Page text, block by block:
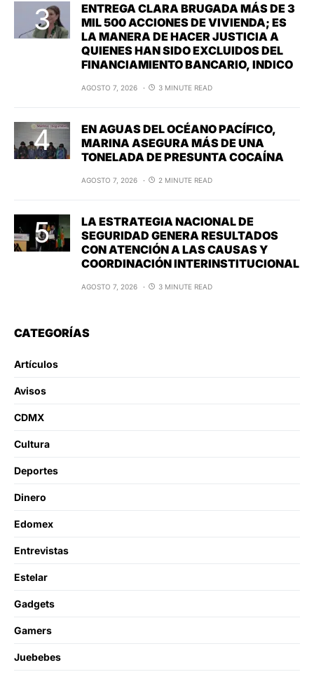
ENTREGA CLARA BRUGADA MÁS DE 3
MIL 500 ACCIONES DE VIVIENDA; ES
LA MANERA DE HACER JUSTICIA A
QUIENES HAN SIDO EXCLUIDOS DEL
FINANCIAMIENTO BANCARIO, INDICO
AGOSTO 7, 2026 3 MINUTE READ
EN AGUAS DEL OCÉANO PACÍFICO,
MARINA ASEGURA MÁS DE UNA
TONELADA DE PRESUNTA COCAÍNA
AGOSTO 7, 2026 2 MINUTE READ
LA ESTRATEGIA NACIONAL DE
SEGURIDAD GENERA RESULTADOS
CON ATENCIÓN A LAS CAUSAS Y
COORDINACIÓN INTERINSTITUCIONAL
AGOSTO 7, 2026 3 MINUTE READ
CATEGORÍAS
Artículos
Avisos
CDMX
Cultura
Deportes
Dinero
Edomex
Entrevistas
Estelar
Gadgets
Gamers
Juebebes